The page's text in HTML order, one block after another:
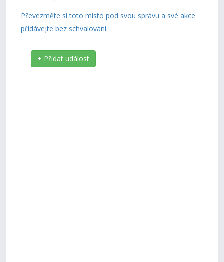
Převezměte si toto místo pod svou správu a své akce
přidávejte bez schvalování.
+ Přidat událost
---